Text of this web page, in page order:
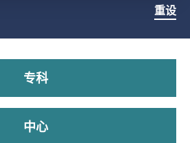
重设
专科
中心